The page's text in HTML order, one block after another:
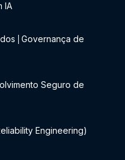
IA
Governança de
Seguro de
Engineering)